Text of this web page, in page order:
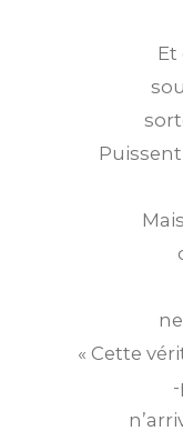
Et
« Cette